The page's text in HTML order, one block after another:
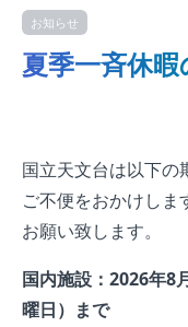
お知らせ
夏季一斉休
国立天文台は以下の
ご不便をおかけしま
お願い致します。
国内施設：2026年8
曜日）まで